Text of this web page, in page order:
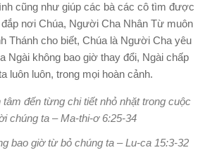
cũng như giúp các bà các cô tìm được
nơi Chúa, Người Cha Nhân Từ muôn
Thánh cho biết, Chúa là Người Cha yêu
Ngài không bao giờ thay đổi, Ngài chấp
luôn luôn, trong mọi hoàn cảnh.
tâm đến từng chi tiết nhỏ nhặt trong cuộc
chúng ta – Ma-thi-ơ 6:25-34
bao giờ từ bỏ chúng ta – Lu-ca 15:3-32